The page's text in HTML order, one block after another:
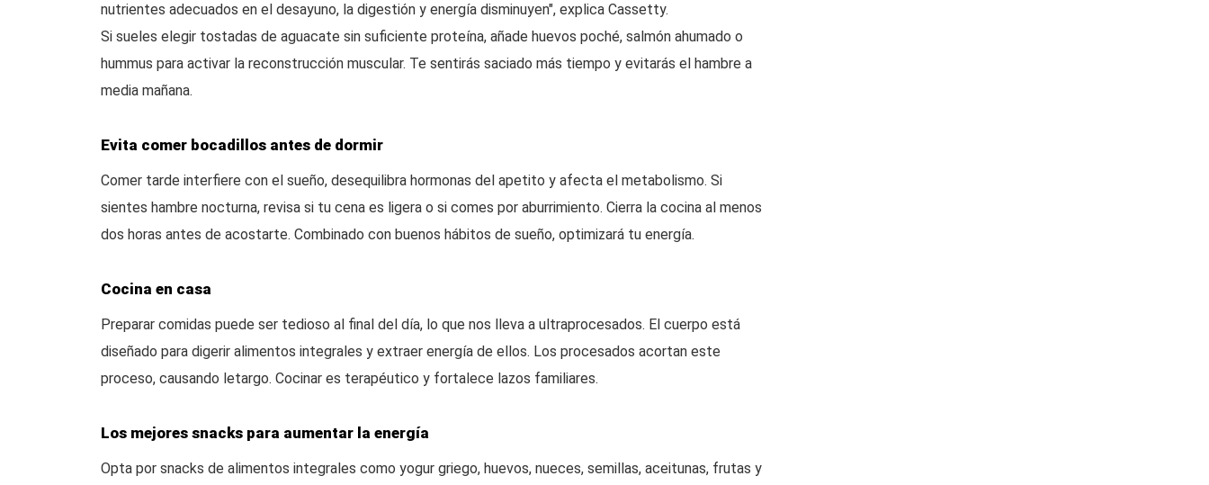
nutrientes adecuados en el desayuno, la digestión y energía disminuyen", explica Cassetty.
Si sueles elegir tostadas de aguacate sin suficiente proteína, añade huevos poché, salmón ahumado o
hummus para activar la reconstrucción muscular. Te sentirás saciado más tiempo y evitarás el hambre a
media mañana.
Evita comer bocadillos antes de dormir
Comer tarde interfiere con el sueño, desequilibra hormonas del apetito y afecta el metabolismo. Si
sientes hambre nocturna, revisa si tu cena es ligera o si comes por aburrimiento. Cierra la cocina al menos
dos horas antes de acostarte. Combinado con buenos hábitos de sueño, optimizará tu energía.
Cocina en casa
Preparar comidas puede ser tedioso al final del día, lo que nos lleva a ultraprocesados. El cuerpo está
diseñado para digerir alimentos integrales y extraer energía de ellos. Los procesados acortan este
proceso, causando letargo. Cocinar es terapéutico y fortalece lazos familiares.
Los mejores snacks para aumentar la energía
Opta por snacks de alimentos integrales como yogur griego, huevos, nueces, semillas, aceitunas, frutas y